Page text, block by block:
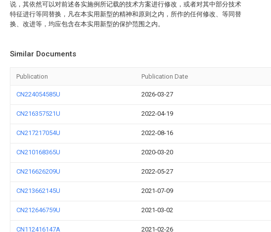
说，其依然可以对前述各实施例所记载的技术方案进行修改，或者对其中部分技术
特征进行等同替换，凡在本实用新型的精神和原则之内，所作的任何修改、等同替
换、改进等，均应包含在本实用新型的保护范围之内。
Similar Documents
Publication Publication Date
CN224054585U 2026-03-27
CN216357521U 2022-04-19
CN217217054U 2022-08-16
CN210168365U 2020-03-20
CN216626209U 2022-05-27
CN213662145U 2021-07-09
CN212646759U 2021-03-02
CN112416147A 2021-02-26